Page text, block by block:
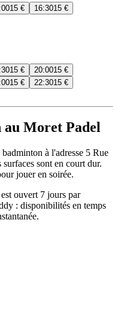
15 € 16:3015 €
15 € 20:0015 €
15 € 22:3015 €
Moret Padel
à l'adresse 5 Rue
sont en court dur.
jouer en soirée.
ouvert 7 jours par
: disponibilités en temps